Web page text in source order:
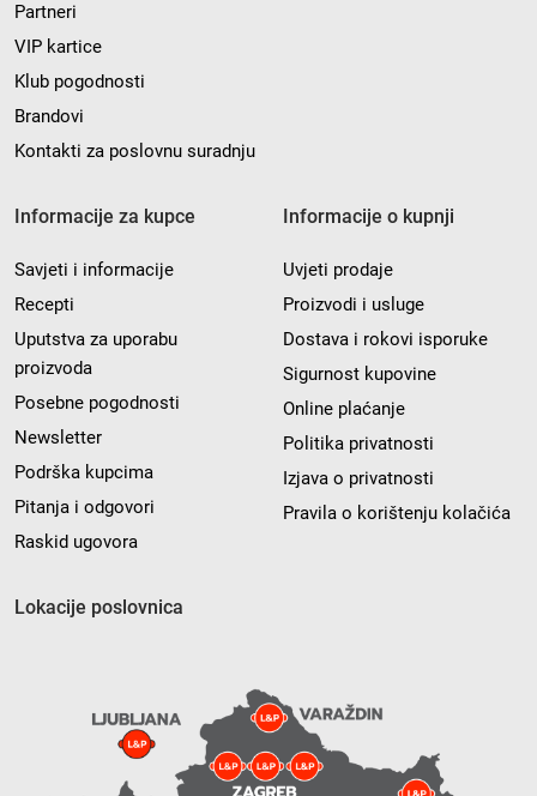
Partneri
VIP kartice
Klub pogodnosti
Brandovi
Kontakti za poslovnu suradnju
Informacije za kupce
Savjeti i informacije
Recepti
Uputstva za uporabu
proizvoda
Posebne pogodnosti
Newsletter
Podrška kupcima
Pitanja i odgovori
Raskid ugovora
Informacije o kupnji
Uvjeti prodaje
Proizvodi i usluge
Dostava i rokovi isporuke
Sigurnost kupovine
Online plaćanje
Politika privatnosti
Izjava o privatnosti
Pravila o korištenju kolačića
Lokacije poslovnica